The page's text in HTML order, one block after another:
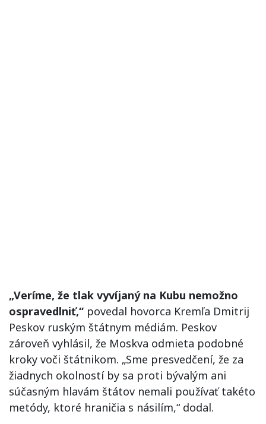
„Veríme, že tlak vyvíjaný na Kubu nemožno
ospravedlniť,“ povedal hovorca Kremľa Dmitrij
Peskov ruským štátnym médiám. Peskov
zároveň vyhlásil, že Moskva odmieta podobné
kroky voči štátnikom. „Sme presvedčení, že za
žiadnych okolností by sa proti bývalým ani
súčasným hlavám štátov nemali používať takéto
metódy, ktoré hraničia s násilím,“ dodal.